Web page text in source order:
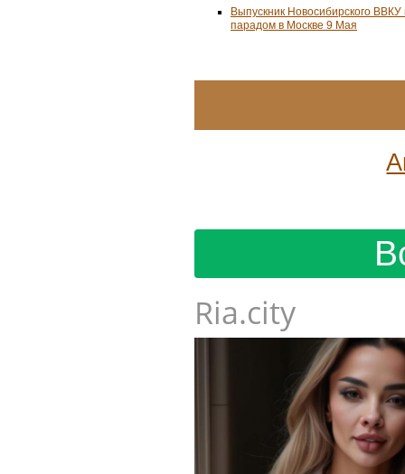
Выпускник Новосибирского
парадом в Москве 9 Мая
Ria.city